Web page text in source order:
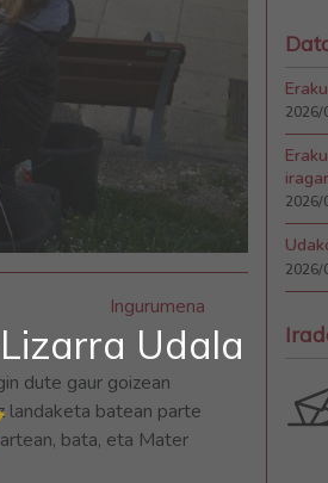
Udala
Ingurumena
dute gaur goizean
landaketa batean parte
bata, eta Mater
2026/
2026/
2026/